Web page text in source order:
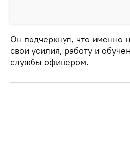
Он подчеркнул, что именно
свои усилия, работу и
службы офицером.